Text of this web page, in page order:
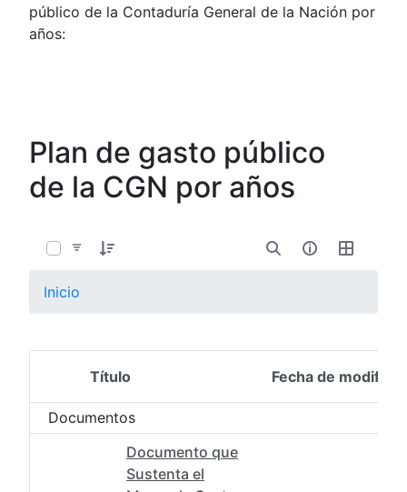
público de la Contaduría General de la Nación por
años:
Plan de gasto público
de la CGN por años
Inicio
Selección del elemento
Título Fecha de
Documentos
Documento que
Sustenta el